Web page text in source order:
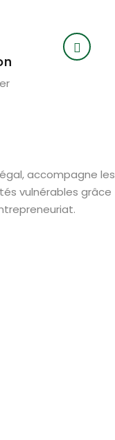
accompagne les
vulnérables grâce